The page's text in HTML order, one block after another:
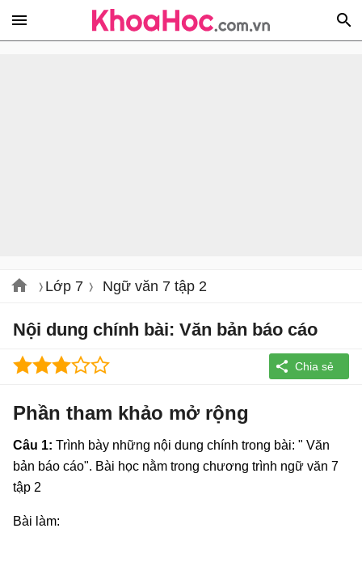
Lớp 7 Ngữ văn 7 tập 2
Nội dung chính bài: Văn bản báo cáo
Phần tham khảo mở rộng
Câu 1: Trình bày những nội dung chính trong bài: " Văn
bản báo cáo". Bài học nằm trong chương trình ngữ văn 7
tập 2
Bài làm: